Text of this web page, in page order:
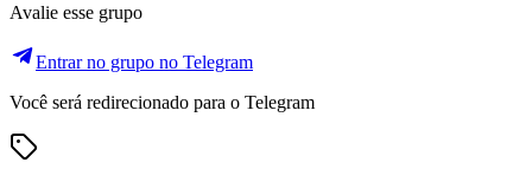
Avalie esse grupo
Entrar no grupo no Telegram
Você será redirecionado para o Telegram